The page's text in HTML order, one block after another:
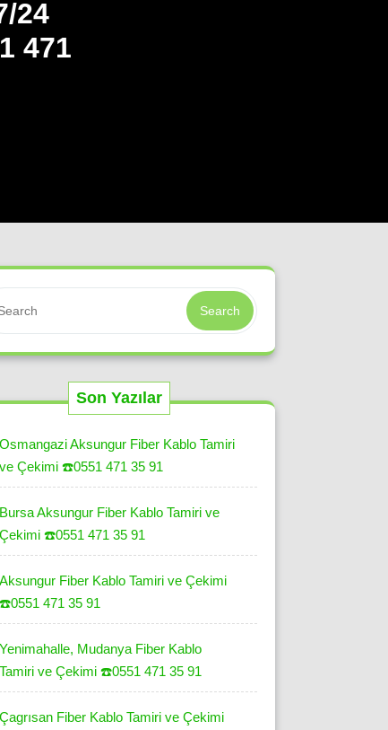
24
471
Search
Son Yazılar
Osmangazi Aksungur Fiber Kablo Tamiri
ve Çekimi ☎️0551 471 35 91
Bursa Aksungur Fiber Kablo Tamiri ve
Çekimi ☎️0551 471 35 91
Aksungur Fiber Kablo Tamiri ve Çekimi
☎️0551 471 35 91
Yenimahalle, Mudanya Fiber Kablo
Tamiri ve Çekimi ☎️0551 471 35 91
Çagrısan Fiber Kablo Tamiri ve Çekimi